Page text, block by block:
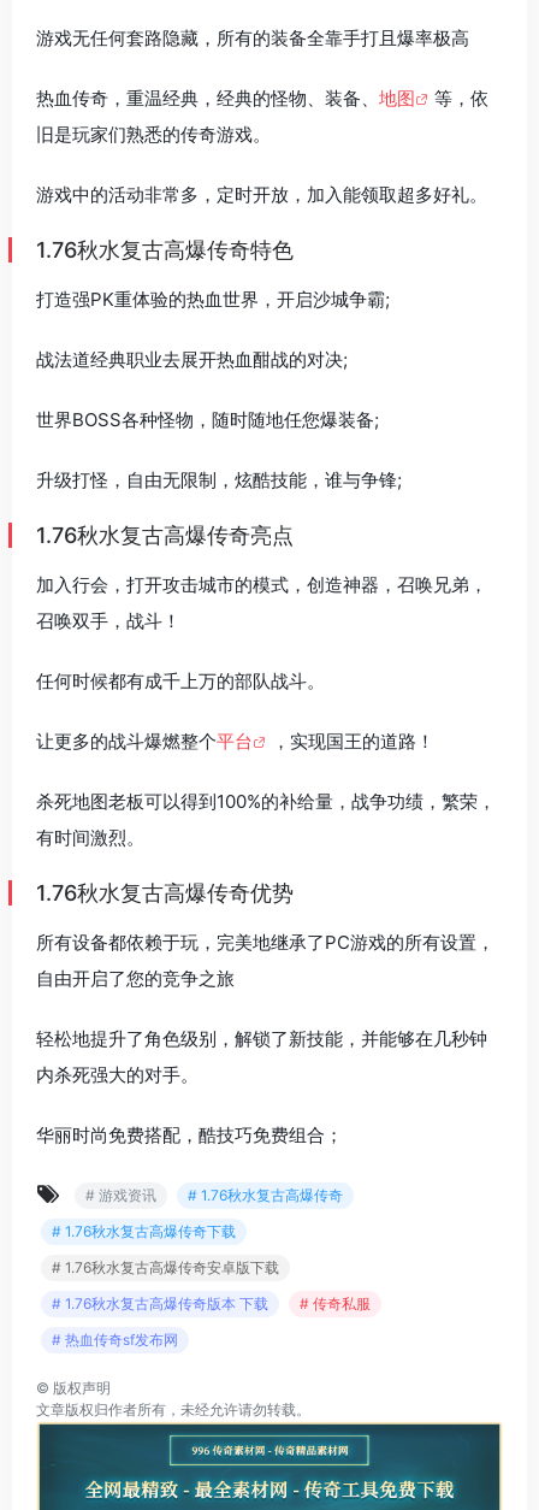
游戏无任何套路隐藏，所有的装备全靠手打且爆率极高
热血传奇，重温经典，经典的怪物、装备、 地图
等，依
旧是玩家们熟悉的传奇游戏。
游戏中的活动非常多，定时开放，加入能领取超多好礼。
1.76秋水复古高爆传奇特色
打造强PK重体验的热血世界，开启沙城争霸;
战法道经典职业去展开热血酣战的对决;
世界BOSS各种怪物，随时随地任您爆装备;
升级打怪，自由无限制，炫酷技能，谁与争锋;
1.76秋水复古高爆传奇亮点
加入行会，打开攻击城市的模式，创造神器，召唤兄弟，
召唤双手，战斗！
任何时候都有成千上万的部队战斗。
让更多的战斗爆燃整个平台 ，实现国王的道路！
杀死地图老板可以得到100%的补给量，战争功绩，繁荣，
有时间激烈。
1.76秋水复古高爆传奇优势
所有设备都依赖于玩，完美地继承了PC游戏的所有设置，
自由开启了您的竞争之旅
轻松地提升了角色级别，解锁了新技能，并能够在几秒钟
内杀死强大的对手。
华丽时尚免费搭配，酷技巧免费组合；
# 游戏资讯
# 1.76秋水复古高爆传奇
# 1.76秋水复古高爆传奇下载
# 1.76秋水复古高爆传奇安卓版下载
# 1.76秋水复古高爆传奇版本 下载
# 传奇私服
# 热血传奇sf发布网
© 版权声明
文章版权归作者所有，未经允许请勿转载。